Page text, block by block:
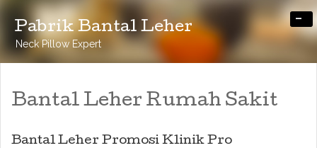
Pabrik Bantal Leher
Neck Pillow Expert
-
Bantal Leher Rumah Sakit
Bantal Leher Promosi Klinik Pro